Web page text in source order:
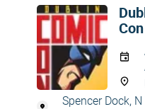
Con
Spencer Dock,